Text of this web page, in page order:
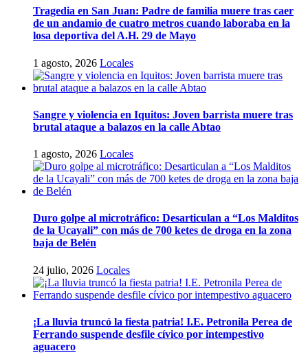
Tragedia en San Juan: Padre de familia muere tras caer
de un andamio de cuatro metros cuando laboraba en la
losa deportiva del A.H. 29 de Mayo
1 agosto, 2026 Locales
Sangre y violencia en Iquitos: Joven barrista muere tras
brutal ataque a balazos en la calle Abtao
1 agosto, 2026 Locales
Duro golpe al microtráfico: Desarticulan a “Los Malditos
de la Ucayali” con más de 700 ketes de droga en la zona
baja de Belén
24 julio, 2026 Locales
¡La lluvia truncó la fiesta patria! I.E. Petronila Perea de
Ferrando suspende desfile cívico por intempestivo
aguacero